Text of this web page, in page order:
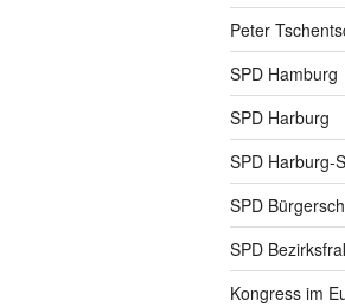
Peter
SPD Hamburg
SPD Harburg
SPD Harburg-
SPD
SPD
Kongress im